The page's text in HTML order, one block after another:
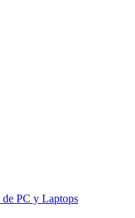
PC y Laptops